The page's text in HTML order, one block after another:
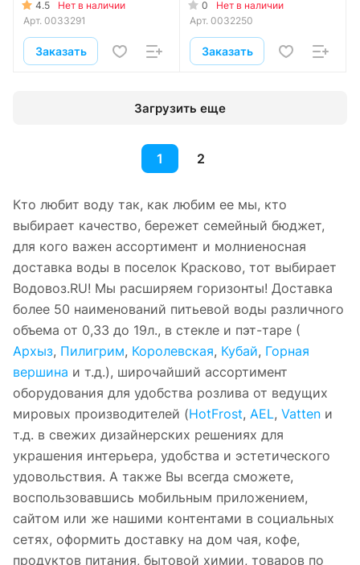
4.5
Нет в наличии
Арт. 0033291
Заказать
0
Нет в наличии
Арт. 0032250
Заказать
Загрузить еще
1 2
Кто любит воду так, как любим ее мы, кто
выбирает качество, бережет семейный бюджет,
для кого важен ассортимент и молниеносная
доставка воды в поселок Красково, тот выбирает
Водовоз.RU! Мы расширяем горизонты! Доставка
более 50 наименований питьевой воды различного
объема от 0,33 до 19л., в стекле и пэт-таре (
Архыз, Пилигрим, Королевская, Кубай, Горная
вершина и т.д.), широчайший ассортимент
оборудования для удобства розлива от ведущих
мировых производителей (HotFrost, AEL, Vatten и
т.д. в свежих дизайнерских решениях для
украшения интерьера, удобства и эстетического
удовольствия. А также Вы всегда сможете,
воспользовавшись мобильным приложением,
сайтом или же нашими контентами в социальных
сетях, оформить доставку на дом чая, кофе,
продуктов питания, бытовой химии, товаров по